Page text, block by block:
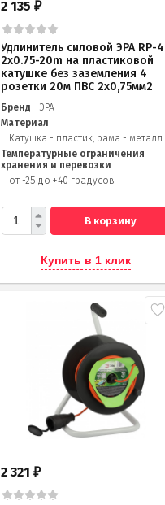
2 135₽
Удлинитель силовой ЭРА RP-
2x0.75-20m на пластиковой
катушке без заземления 4
розетки 20м ПВС 2х0,75мм2
Бренд
ЭРА
Материал
Катушка - пластик, рама - металл
Температурные ограничения
хранения и перевозки
от -25 до +40 градусов
В корзину
Купить в 1 клик
2 321₽